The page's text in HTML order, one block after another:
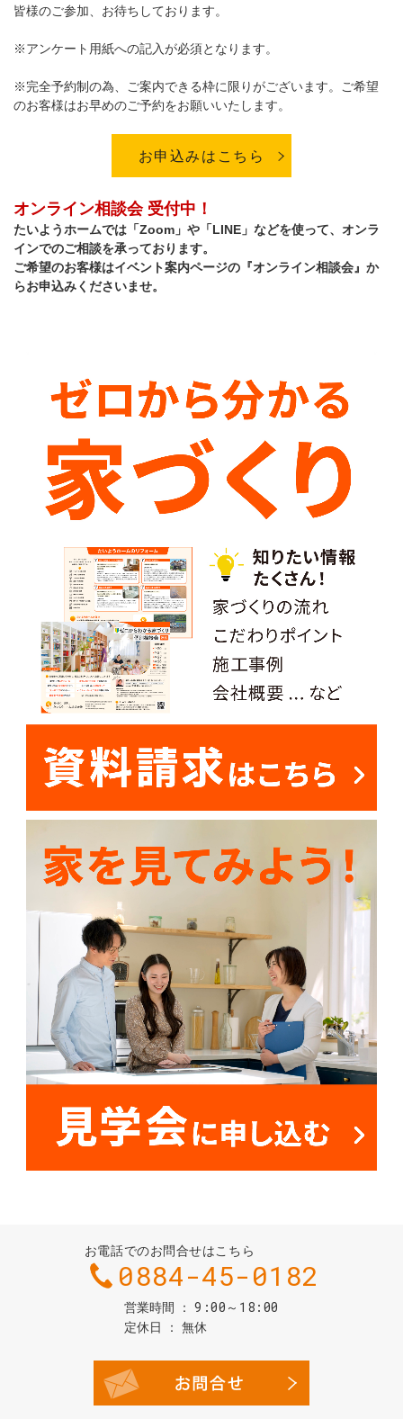
皆様のご参加、お待ちしております。
※アンケート用紙への記入が必須となります。
※完全予約制の為、ご案内できる枠に限りがございます。ご希望
のお客様はお早めのご予約をお願いいたします。
お申込みはこちら
オンライン相談会 受付中！
たいようホームでは「Zoom」や「LINE」などを使って、オンラ
インでのご相談を承っております。
ご希望のお客様はイベント案内ページの『オンライン相談会』か
らお申込みくださいませ。
お電話でのお問合せはこちら
0884-45-0182
営業時間 9:00～18:00
定休日 無休